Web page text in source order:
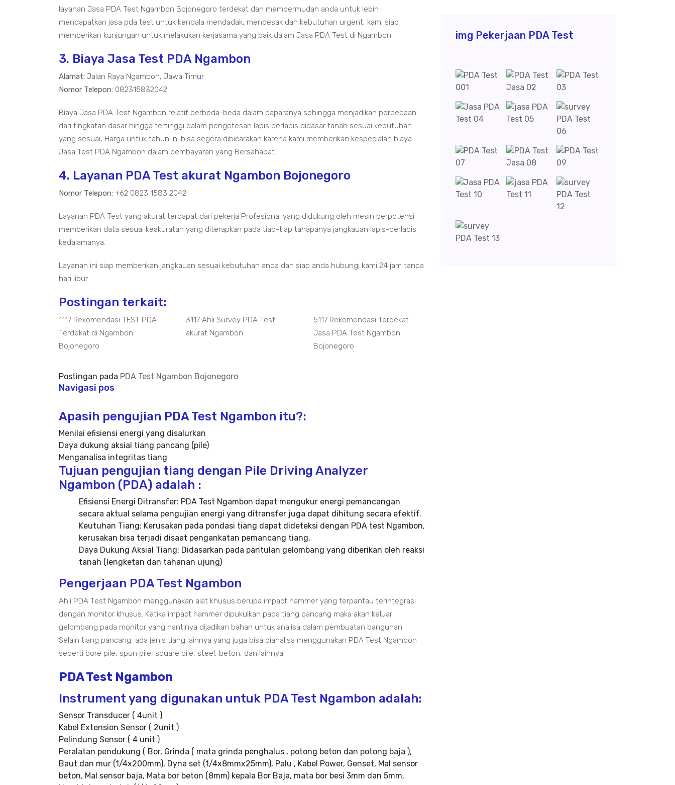
layanan Jasa PDA Test Ngambon Bojonegoro terdekat dan mempermudah anda untuk lebih
mendapatkan jasa pda test untuk kendala mendadak, mendesak dan kebutuhan urgent, kami siap
memberikan kunjungan untuk melakukan kerjasama yang baik dalam Jasa PDA Test di Ngambon.
3. Biaya Jasa Test PDA Ngambon
Alamat: Jalan Raya Ngambon, Jawa Timur
Nomor Telepon: 082315832042
Biaya Jasa PDA Test Ngambon relatif berbeda-beda dalam paparanya sehingga menjadikan perbedaan
dari tingkatan dasar hingga tertinggi dalam pengetesan lapis perlapis didasar tanah sesuai kebutuhan
yang sesuai, Harga untuk tahun ini bisa segera dibicarakan karena kami memberikan kespecialan biaya
Jasa Test PDA Ngambon dalam pembayaran yang Bersahabat.
4. Layanan PDA Test akurat Ngambon Bojonegoro
Nomor Telepon: +62 0823 1583 2042
Layanan PDA Test yang akurat terdapat dari pekerja Profesional yang didukung oleh mesin berpotensi
memberikan data sesuai keakuratan yang diterapkan pada tiap-tiap tahapanya jangkauan lapis-perlapis
kedalamanya.
Layanan ini siap memberikan jangkauan sesuai kebutuhan anda dan siap anda hubungi kami 24 jam tanpa
hari libur.
Postingan terkait:
1117 Rekomendasi TEST PDA
Terdekat di Ngambon
Bojonegoro
3117 Ahli Survey PDA Test
akurat Ngambon
5117 Rekomendasi Terdekat
Jasa PDA Test Ngambon
Bojonegoro
Postingan pada PDA Test Ngambon Bojonegoro
Navigasi pos
Apasih pengujian PDA Test Ngambon itu?:
Menilai efisiensi energi yang disalurkan
Daya dukung aksial tiang pancang (pile)
Menganalisa integritas tiang
Tujuan pengujian tiang dengan Pile Driving Analyzer
Ngambon (PDA) adalah :
Efisiensi Energi Ditransfer: PDA Test Ngambon dapat mengukur energi pemancangan
secara aktual selama pengujian energi yang ditransfer juga dapat dihitung secara efektif.
Keutuhan Tiang: Kerusakan pada pondasi tiang dapat dideteksi dengan PDA test Ngambon,
kerusakan bisa terjadi disaat pengankatan pemancang tiang.
Daya Dukung Aksial Tiang: Didasarkan pada pantulan gelombang yang diberikan oleh reaksi
tanah (lengketan dan tahanan ujung)
Pengerjaan PDA Test Ngambon
Ahli PDA Test Ngambon menggunakan alat khusus berupa impact hammer yang terpantau terintegrasi
dengan monitor khusus. Ketika impact hammer dipukulkan pada tiang pancang maka akan keluar
gelombang pada monitor yang nantinya dijadikan bahan untuk analisa dalam pembuatan bangunan.
Selain tiang pancang, ada jenis tiang lainnya yang juga bisa dianalisa menggunakan PDA Test Ngambon
seperti bore pile, spun pile, square pile, steel, beton, dan lainnya.
PDA Test Ngambon
Instrument yang digunakan untuk PDA Test Ngambon adalah:
Sensor Transducer ( 4unit )
Kabel Extension Sensor ( 2unit )
Pelindung Sensor ( 4 unit )
Peralatan pendukung ( Bor, Grinda ( mata grinda penghalus , potong beton dan potong baja ),
Baut dan mur (1/4x200mm), Dyna set (1/4x8mmx25mm), Palu , Kabel Power, Genset, Mal sensor
beton, Mal sensor baja, Mata bor beton (8mm) kepala Bor Baja, mata bor besi 3mm dan 5mm,
img Pekerjaan PDA Test